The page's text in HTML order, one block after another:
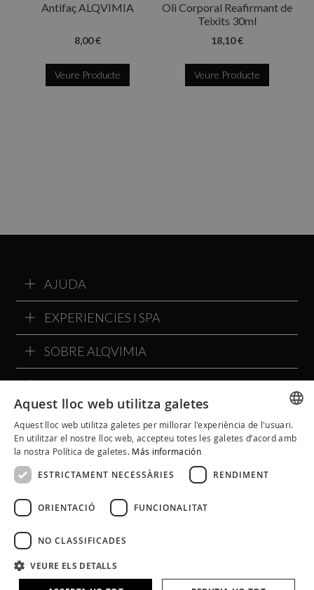
Antifaç ALQVIMIA
8,00 €
Veure Producte
Oli Corporal Reafirmant de
Teixits 30ml
18,10 €
Veure Producte
AJUDA
EXPERIENCIES I SPA
SOBRE ALQVIMIA
COMMUNITY ALQVIMIA
SPANISH
Aquest lloc web utilitza galetes
Aquest lloc web utilitza galetes per millorar l'experiència de l'usuari.
En utilitzar el nostre lloc web, accepteu totes les galetes d’acord amb
la nostra Política de galetes. Más información
ESTRICTAMENT NECESSÀRIES RENDIMENT
ORIENTACIÓ FUNCIONALITAT
NO CLASSIFICADES
VEURE ELS DETALLS